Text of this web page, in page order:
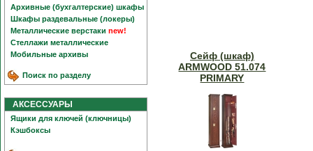
Архивные (бухгалтерские) шкафы
Шкафы раздевальные (локеры)
Металлические верстаки new!
Стеллажи металлические
Мобильные архивы
Поиск по разделу
АКСЕССУАРЫ
Ящики для ключей (ключницы)
Кэшбоксы
Сейф (шкаф)
ARMWOOD 51.074
PRIMARY